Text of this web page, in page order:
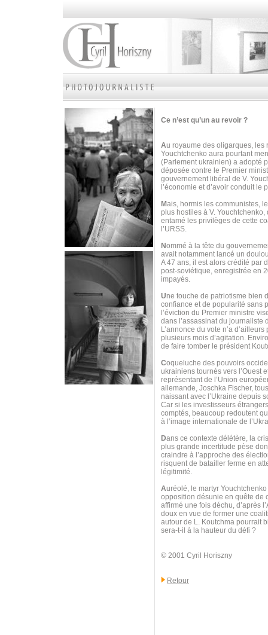
Ce n’est qu’un au revoir ?
Au royaume des oligarques, les
Youchtchenko aura pourtant
(Parlement ukrainien) a adopté
déposée contre le Premier
gouvernement libéral de V.
l’économie et d’avoir conduit le
Mais, hormis les communistes,
plus hostiles à V.
entamé les privilèges de cette
l’URSS.
Nommé à la tête du
avait notamment lancé un
A 47 ans, il est alors crédité par
post-soviétique, enregistrée en
impayés.
Une touche de patriotisme bien
confiance et de popularité sans
l’éviction du Premier ministre
dans l’assassinat du journaliste
L’annonce du vote n’a
plusieurs mois d’agitation.
de faire tomber le président
Coqueluche des pouvoirs
ukrainiens tournés vers l’Ouest
représentant de l’Union
allemande, Joschka Fischer,
naissant avec l’Ukraine depuis
Car si les investisseurs
comptés, beaucoup redoutent
à l’image internationale de
Dans ce contexte délétère, la
plus grande incertitude pèse
craindre à l’approche des
risquent de batailler ferme en
légitimité.
Auréolé, le martyr
opposition désunie en quête de
affirmé une fois déchu, d’après
doux en vue de former une
autour de L. Koutchma pourrait
sera-t-il à la hauteur du défi ?
© 2001 Cyril Horiszny
Retour